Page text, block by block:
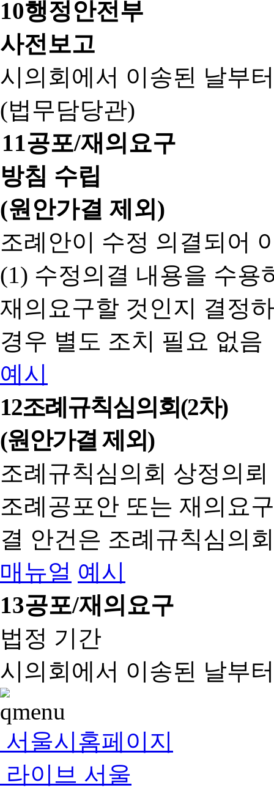
10행정안전부
사전보고
시의회에서 이송된 날부
(법무담당관)
11공포/재의요구
방침 수립
(원안가결 제외)
조례안이 수정 의결되어
(1) 수정의결 내용을 수용
재의요구할 것인지 결정
경우 별도 조치 필요 없음
예시
12조례규칙심의회(2차)
(원안가결 제외)
조례규칙심의회 상정의
조례공포안 또는 재의요
결 안건은 조례규칙심의
매뉴얼 예시
13공포/재의요구
법정 기간
시의회에서 이송된 날부
서울시홈페이지
라이브 서울